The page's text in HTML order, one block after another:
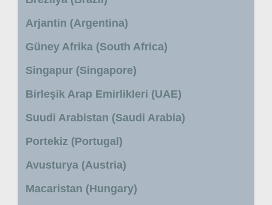
Arjantin (Argentina)
Güney Afrika (South Africa)
Singapur (Singapore)
Birleşik Arap Emirlikleri (UAE)
Suudi Arabistan (Saudi Arabia)
Portekiz (Portugal)
Avusturya (Austria)
Macaristan (Hungary)